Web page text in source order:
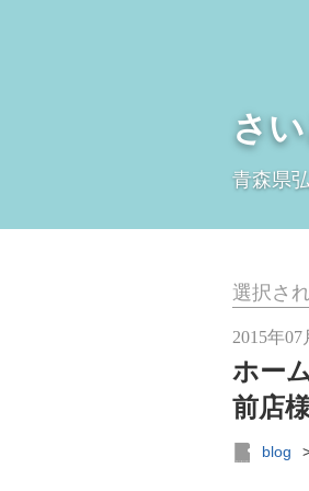
さ
青森県
選択さ
2015年07
ホー
前店
blog